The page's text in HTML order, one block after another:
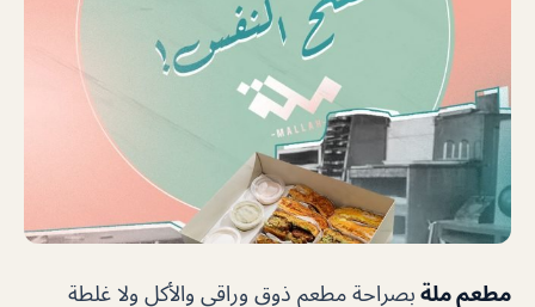
مطعم ملة بصراحة مطعم ذوق وراقي والأكل ولا غلطة